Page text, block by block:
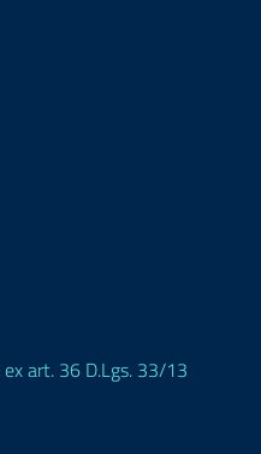
art. 36 D.Lgs. 33/13